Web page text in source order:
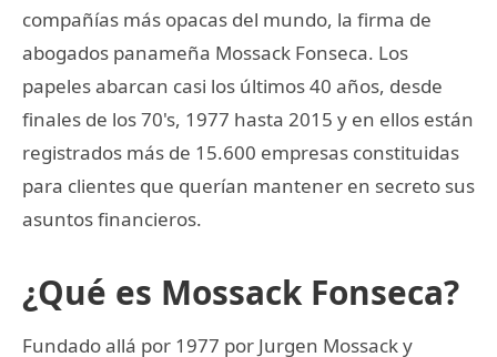
compañías más opacas del mundo, la firma de
abogados panameña Mossack Fonseca. Los
papeles abarcan casi los últimos 40 años, desde
finales de los 70's, 1977 hasta 2015 y en ellos están
registrados más de 15.600 empresas constituidas
para clientes que querían mantener en secreto sus
asuntos financieros.
¿Qué es Mossack Fonseca?
Fundado allá por 1977 por Jurgen Mossack y